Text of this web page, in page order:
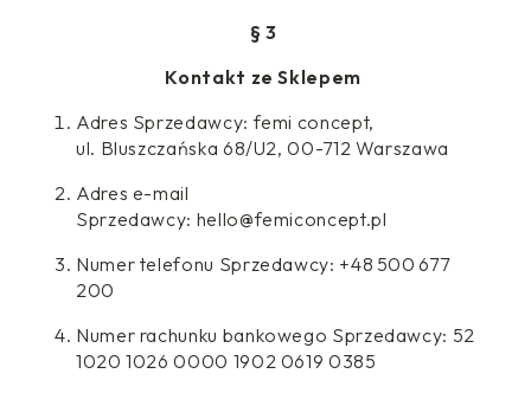
§ 3
Kontakt ze Sklepem
Adres Sprzedawcy: femi concept,
ul. Bluszczańska 68/U2, 00-712 Warszawa
Adres e-mail
Sprzedawcy: hello@femiconcept.pl
Numer telefonu Sprzedawcy: +48 500 677
200
Numer rachunku bankowego Sprzedawcy: 52
1020 1026 0000 1902 0619 0385